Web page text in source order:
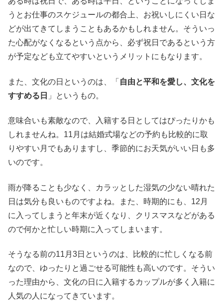
うとお仕事のスケジュールの都合上、お祝いしにくい日な
どが出てきてしまうこともあるかもしれません。そういっ
た心配がなくなるという点から、必ず祝日であるという方
が予定なども立てやすいというメリットにもなります。
また、文化の日というのは、「 自由と平和を愛し、文化を
すすめる日 」というもの。
意味合いも素敵なので、入籍する日としてはぴったりかも
しれませんね。11月は結婚式場などの予約も比較的に取
りやすい月でもありますし、季節的にお天気がいい日も多
いのです。
雨が降ることも少なく、カラッとした湿気の少ない晴れた
日は気分も良いものですよね。また、時期的にも、12月
に入ってしまうと年末が近くなり、クリスマスなどがある
ので何かと忙しい時期に入ってしまいます。
そうなる前の11月3日というのは、比較的に忙しくなる前
なので、ゆったりと過ごせる可能性も高いのです。そうい
った理由から、文化の日に入籍するカップルが多く入籍に
人気の人になってきています。